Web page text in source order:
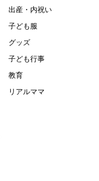
出産・内祝い
子ども服
グッズ
子ども行事
教育
リアルママ